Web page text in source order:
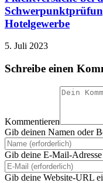
Hotelgewerbe
5. Juli 2023
Schreibe einen
Kommentieren
Gib deinen Namen oder
Gib deine E-Mail-
Gib deine Website-URL